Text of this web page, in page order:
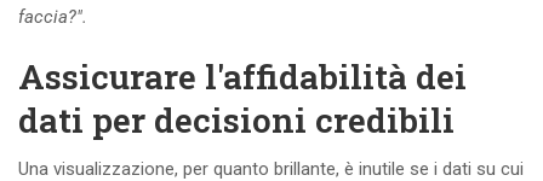
faccia?".
Assicurare l'affidabilità dei
dati per decisioni credibili
Una visualizzazione, per quanto brillante, è inutile se i dati su cui